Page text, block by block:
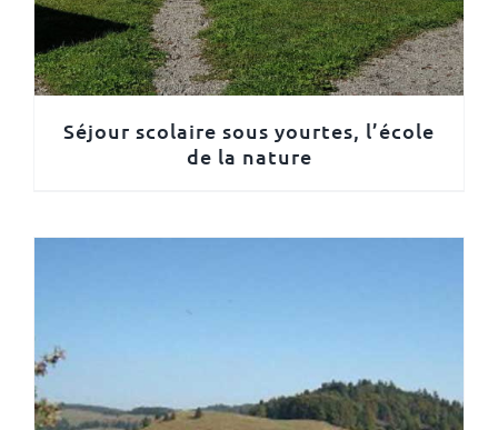
Séjour scolaire sous yourtes, l’école
de la nature